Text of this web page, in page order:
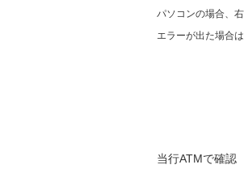
パソコンの場合、
エラーが出た場合
当行ATMで確認